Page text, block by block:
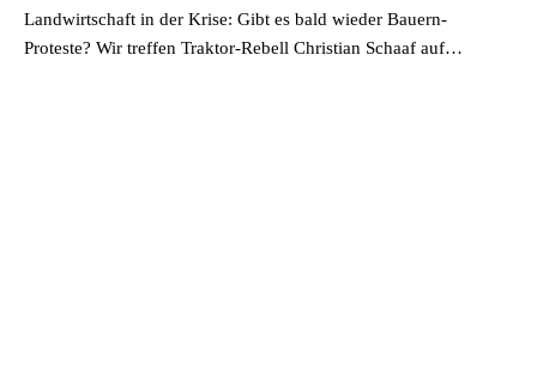
Landwirtschaft in der Krise: Gibt es bald wieder Bauern-
Proteste? Wir treffen Traktor-Rebell Christian Schaaf auf…